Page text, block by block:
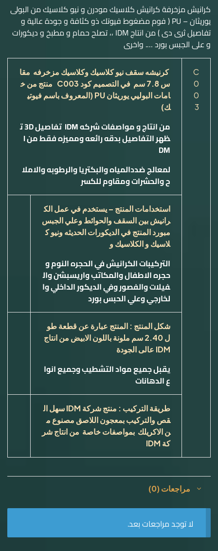
كرانيش مزخرفة كرانيش كلاسيك مودرن و نيو كلاسيك من البولى
يوريثان – PU ( فوم مضغوط فيوتك ذو كثافة و جودة عالية و
تفاصيل ثرى دى ) من انتاج IDM ،، تصلح حمام و مطبخ و ديكورات
و على الجبس بورد …. واخرى
C
0
0
3
كرنيشه سقف نيو كلاسيك وكلاسيك مزخرفه مقا
س7.8سم في التصميم كود C003 منتج من خ
امات البوليي يوريثانPU(المعروف باسم فيوتي
ك)
من انتاج و مواصفات شركهIDM تفاصيل3Dت
ظهر التفاصيل بدقه رائعه ومميزه فقط منI
DM
لمعالج ضددالمياه والبكتريا والرطوبه والاملا
ح والحشرات ومقاوم للكسر
استخدامات المنتج – يستخدم في عمل الك
رانيش بين السقف والحوائط وعلي الجبس
مبورد المنتج في الديكورات الحديثه ونيو ك
لاسيك و الكلاسيك و
التركيبات الكرانيش في الحجره النوم و
حجره الاطفال والمكاتب واريسبشن وال
فيلات والفصور وفي الديكور الداخلي وا
لخارجي وعلي الحبس بورد
شكل المنتج : المنتج عبارة عن قطعة طو
ل 2.40 سم ملونة باللون الابيض من انتاج
IDM عالى الجودة
يقبل جميع مواد التشطيب وجميع انوا
ع الدهانات
طريقة التركيب : منتج شركة IDMسهل ال
قص والتركيب بمعجون اللاصق مصنوع م
ن الاكريلك بمواصفات خاصة من انتاج شر
كة IDM
مراجعات (0)
لا توجد مراجعات بعد.